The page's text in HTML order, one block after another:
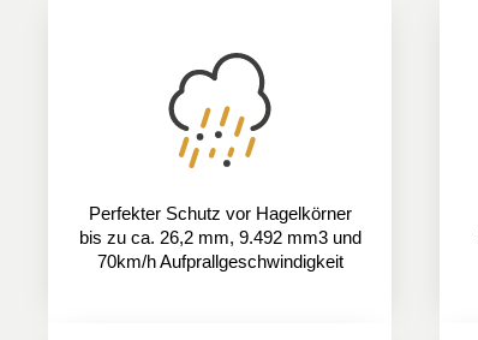
Perfekter Schutz vor Hagelkörner
bis zu ca. 26,2 mm, 9.492 mm3 und
70km/h Aufprallgeschwindigkeit